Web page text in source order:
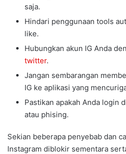
saja.
Hindari penggunaan tools
like.
Hubungkan akun IG Anda
twitter.
Jangan sembarangan
IG ke aplikasi yang
Pastikan apakah Anda login
atau phising.
Sekian beberapa penyebab dan
Instagram diblokir sementara